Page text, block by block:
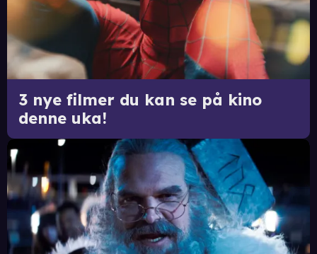
3 nye filmer du kan se på kino
denne uka!